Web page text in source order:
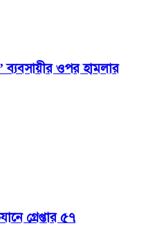
ব্যবসায়ীর ওপর হামলার
গ্রেপ্তার ৫৭